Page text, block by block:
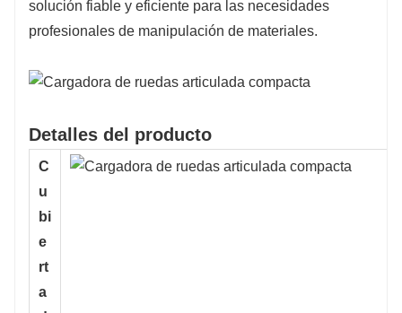
solución fiable y eficiente para las necesidades
profesionales de manipulación de materiales.
Detalles del producto
C
u
bi
e
rt
a